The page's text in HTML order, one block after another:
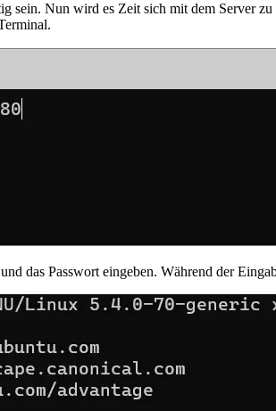
sein. Nun wird es Zeit sich mit dem Server
das Passwort eingeben. Während der